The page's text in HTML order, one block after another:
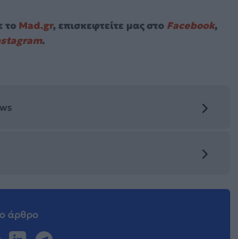
το Mad.gr, επισκεφτείτε μας στο Facebook,
.
άρθρο